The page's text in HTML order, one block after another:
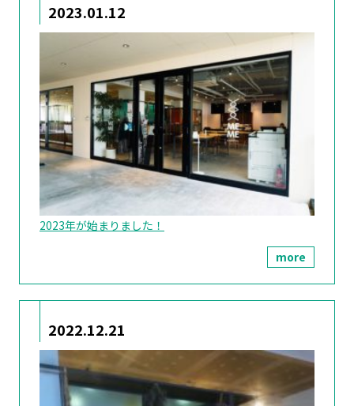
2023.01.12
2023年が始まりました！
more
2022.12.21